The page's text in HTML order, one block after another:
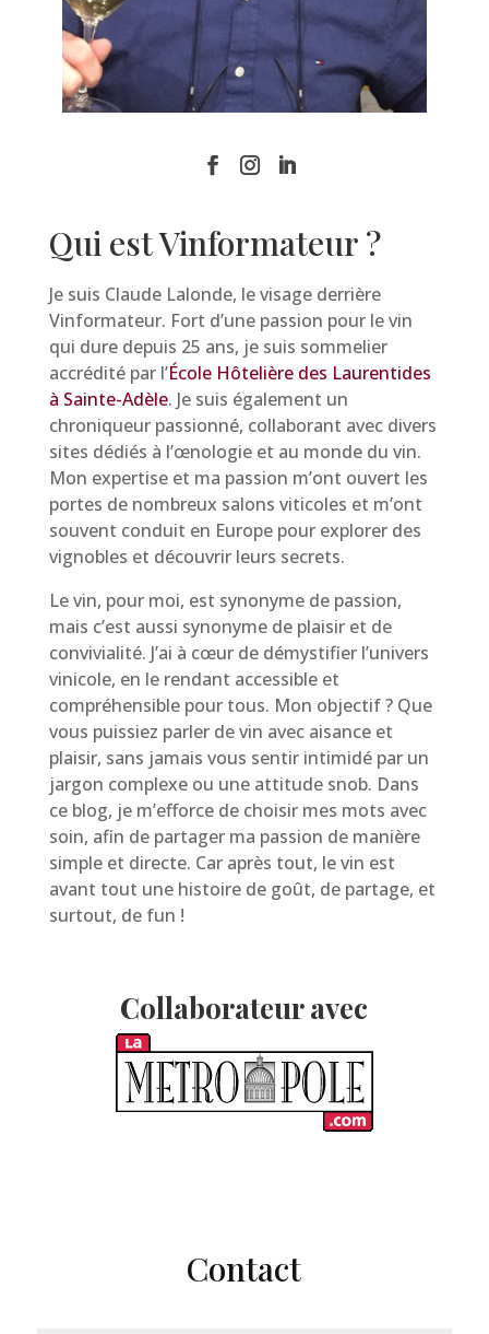
Qui est Vinformateur ?
Je suis Claude Lalonde, le visage derrière
Vinformateur. Fort d’une passion pour le vin
qui dure depuis 25 ans, je suis sommelier
accrédité par l’École Hôtelière des Laurentides
à Sainte-Adèle. Je suis également un
chroniqueur passionné, collaborant avec divers
sites dédiés à l’œnologie et au monde du vin.
Mon expertise et ma passion m’ont ouvert les
portes de nombreux salons viticoles et m’ont
souvent conduit en Europe pour explorer des
vignobles et découvrir leurs secrets.
Le vin, pour moi, est synonyme de passion,
mais c’est aussi synonyme de plaisir et de
convivialité. J’ai à cœur de démystifier l’univers
vinicole, en le rendant accessible et
compréhensible pour tous. Mon objectif ? Que
vous puissiez parler de vin avec aisance et
plaisir, sans jamais vous sentir intimidé par un
jargon complexe ou une attitude snob. Dans
ce blog, je m’efforce de choisir mes mots avec
soin, afin de partager ma passion de manière
simple et directe. Car après tout, le vin est
avant tout une histoire de goût, de partage, et
surtout, de fun !
Collaborateur avec
Contact